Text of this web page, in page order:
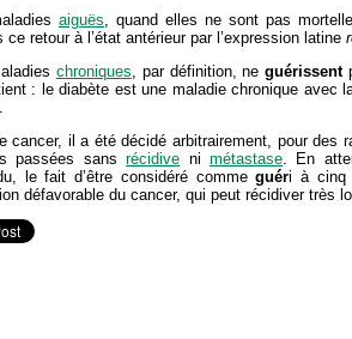
aiguës, quand elles ne sont pas
ce retour à l’état antérieur par l’expression latine
chroniques, par définition, neguérissent
: le diabète est une maladie chronique avec
cancer, il a été décidé arbitrairement, pour des
passées sansrécidive nimétastase. En
le fait d’être considéré commeguéri à cinq
défavorable du cancer, qui peut récidiver très